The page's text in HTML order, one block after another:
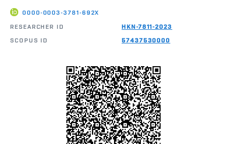
0000-0003-3781-692X
RESEARCHER ID
HKN-7811-2023
SCOPUS ID
57437530000